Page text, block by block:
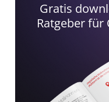
Gratis
Ratgeber